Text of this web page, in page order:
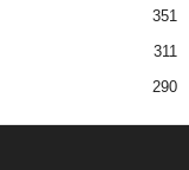
351
311
290